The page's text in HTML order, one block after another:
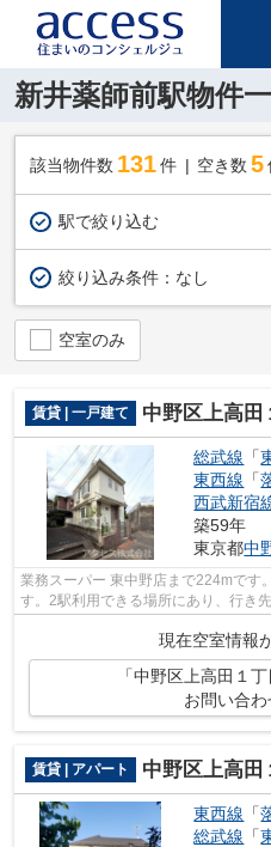
新井薬師前駅物件
該当物件数 131件 空き数 5
駅で絞り込む
絞り込み条件： なし
空室のみ
賃貸 | 一戸建て 中野区上高田
総武線 「
東西線 「
西武新宿
築59年
東京都中
業務スーパー 東中野店まで224mです
す。2駅利用できる場所にあり、行き
現在空室情報
「中野区上高田１
お問い合
賃貸 | アパート 中野区上高田
東西線 「
総武線 「